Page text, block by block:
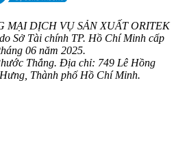
MẠI DỊCH VỤ SẢN XUẤT ORITEK
Sở Tài chính TP. Hồ Chí Minh cấp
06 năm 2025.
Thắng. Địa chỉ: 749 Lê Hồng
Thành phố Hồ Chí Minh.